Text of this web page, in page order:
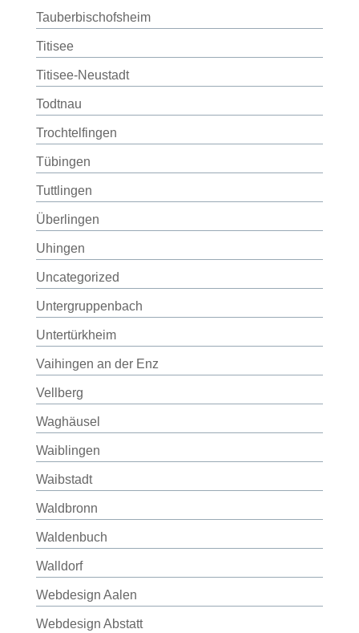
Tauberbischofsheim
Titisee
Titisee-Neustadt
Todtnau
Trochtelfingen
Tübingen
Tuttlingen
Überlingen
Uhingen
Uncategorized
Untergruppenbach
Untertürkheim
Vaihingen an der Enz
Vellberg
Waghäusel
Waiblingen
Waibstadt
Waldbronn
Waldenbuch
Walldorf
Webdesign Aalen
Webdesign Abstatt